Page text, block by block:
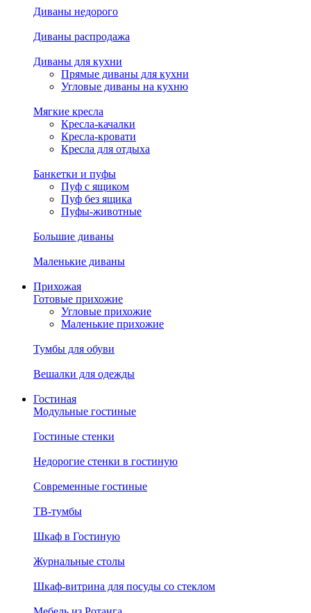
Диваны недорого
Диваны распродажа
Диваны для кухни
Прямые диваны для кухни
Угловые диваны на кухню
Мягкие кресла
Кресла-качалки
Кресла-кровати
Кресла для отдыха
Банкетки и пуфы
Пуф с ящиком
Пуф без ящика
Пуфы-животные
Большие диваны
Маленькие диваны
Прихожая
Готовые прихожие
Угловые прихожие
Маленькие прихожие
Тумбы для обуви
Вешалки для одежды
Гостиная
Модульные гостиные
Гостиные стенки
Недорогие стенки в гостиную
Современные гостиные
ТВ-тумбы
Шкаф в Гостиную
Журнальные столы
Шкаф-витрина для посуды со стеклом